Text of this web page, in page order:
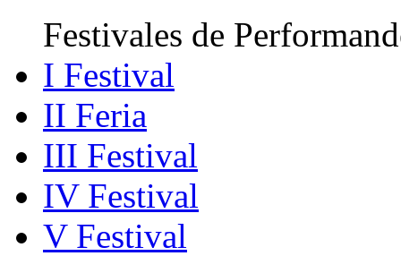
Festivales de
I Festival
II Feria
III Festival
IV Festival
V Festival